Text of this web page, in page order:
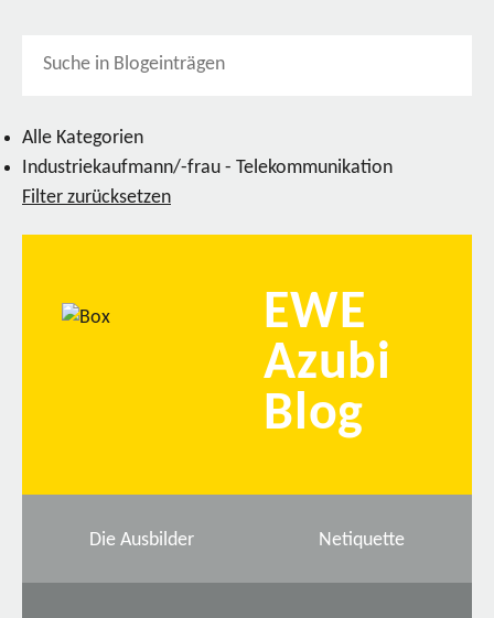
Alle Kategorien
Industriekaufmann/-frau - Telekommunikation
Filter zurücksetzen
EWE
Azubi
Blog
Die Ausbilder Netiquette